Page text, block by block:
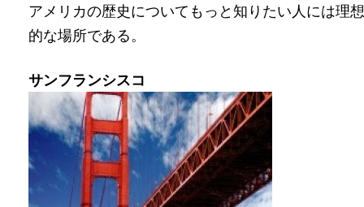
アメリカの歴史についてもっと知りたい人には理想
的な場所である。
サンフランシスコ